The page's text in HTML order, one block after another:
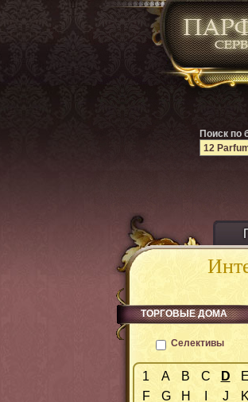
ТОРГОВЫЕ ДОМА
Селективы
1 A B C D
E
F
G H J
K
Поиск по